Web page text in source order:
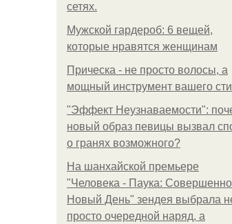
сетях.
Мужской гардероб: 6 вещей,
которые нравятся женщинам
Прическа - не просто волосы, а
мощный инструмент вашего
"Эффект Неузнаваемости":
новый образ певицы вызвал
о гранях возможного?
На шанхайской премьере
"Человека - Паука: Совершенно
Новый День" зендея выбрала
просто очередной наряд, а